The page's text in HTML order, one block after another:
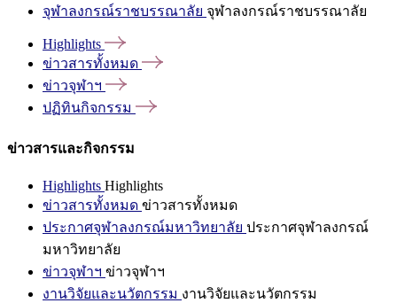
จุฬาลงกรณ์ราชบรรณาลัย จุฬาลงกรณ์ราชบรรณาลัย
Highlights
ข่าวสารทั้งหมด
ข่าวจุฬาฯ
ปฏิทินกิจกรรม
ข่าวสารและกิจกรรม
Highlights Highlights
ข่าวสารทั้งหมด ข่าวสารทั้งหมด
ประกาศจุฬาลงกรณ์มหาวิทยาลัย ประกาศจุฬาลงกรณ์
มหาวิทยาลัย
ข่าวจุฬาฯ ข่าวจุฬาฯ
งานวิจัยและนวัตกรรม งานวิจัยและนวัตกรรม